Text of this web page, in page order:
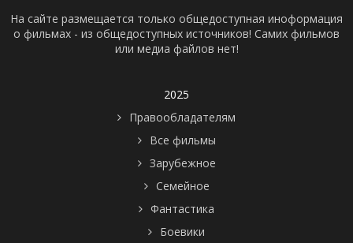
На сайте размещается только общедоступная иноформация
о фильмах - из общедоступных источников! Самих фильмов
или медиа файлов нет!
2025
Правообладателям
Все фильмы
Зарубежное
Семейное
Фантастика
Боевики